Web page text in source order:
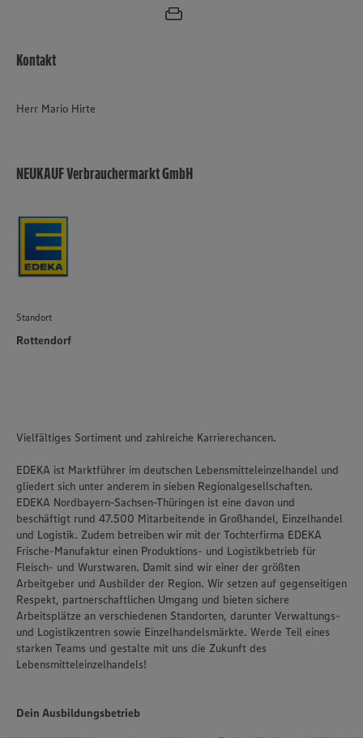
Kontakt
Herr Mario Hirte
NEUKAUF Verbrauchermarkt GmbH
Standort
Rottendorf
Vielfältiges Sortiment und zahlreiche Karrierechancen.
EDEKA ist Marktführer im deutschen Lebensmitteleinzelhandel und
gliedert sich unter anderem in sieben Regionalgesellschaften.
EDEKA Nordbayern-Sachsen-Thüringen ist eine davon und
beschäftigt rund 47.500 Mitarbeitende in Großhandel, Einzelhandel
und Logistik. Zudem betreiben wir mit der Tochterfirma EDEKA
Frische-Manufaktur einen Produktions- und Logistikbetrieb für
Fleisch- und Wurstwaren. Damit sind wir einer der größten
Arbeitgeber und Ausbilder der Region. Wir setzen auf gegenseitigen
Respekt, partnerschaftlichen Umgang und bieten sichere
Arbeitsplätze an verschiedenen Standorten, darunter Verwaltungs-
und Logistikzentren sowie Einzelhandelsmärkte. Werde Teil eines
starken Teams und gestalte mit uns die Zukunft des
Lebensmitteleinzelhandels!
Dein Ausbildungsbetrieb